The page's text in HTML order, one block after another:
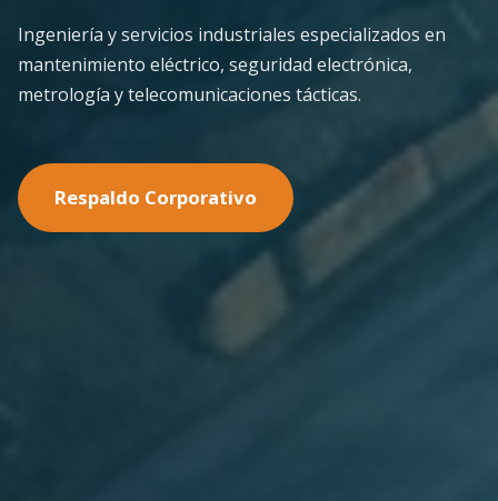
Despliegue ágil en terreno con los más altos
estándares de seguridad y calidad técnica para la
minería pesada.
Nuestras Soluciones